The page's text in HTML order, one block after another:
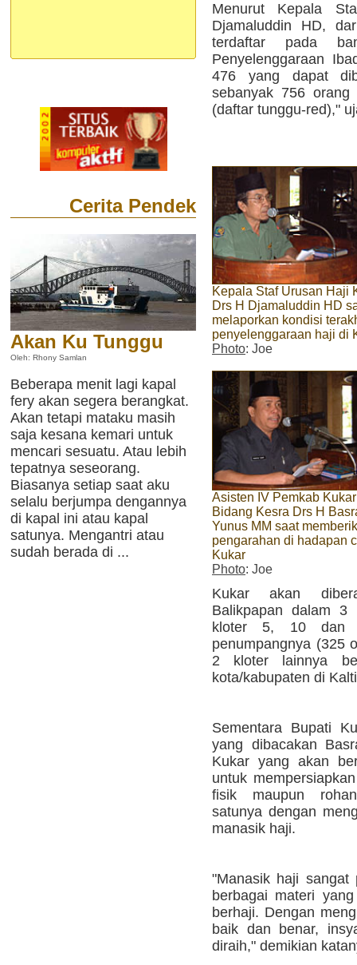
Cerita Pendek
Akan Ku Tunggu
Oleh: Rhony Samlan
Beberapa menit lagi kapal
fery akan segera berangkat.
Akan tetapi mataku masih
saja kesana kemari untuk
mencari sesuatu. Atau lebih
tepatnya seseorang.
Biasanya setiap saat aku
selalu berjumpa dengannya
di kapal ini atau kapal
satunya. Mengantri atau
sudah berada di ...
Menurut Kepala
Djamaluddin HD,
terdaftar pada
Penyelenggaraan
476 yang dapat
sebanyak 756
(daftar tunggu-red),"
Kepala Staf Urusan Haji
Drs H Djamaluddin HD
melaporkan kondisi
penyelenggaraan haji di
Photo: Joe
Asisten IV Pemkab Kukar
Bidang Kesra Drs H
Yunus MM saat
pengarahan di hadapan
Kukar
Photo: Joe
Kukar akan
Balikpapan dalam 3
kloter 5, 10 dan
penumpangnya (325
2 kloter lainnya
kota/kabupaten di
Sementara Bupati
yang dibacakan
Kukar yang akan
untuk
fisik maupun
satunya dengan
manasik haji.
"Manasik haji sangat
berbagai materi
berhaji. Dengan
baik dan benar,
diraih," demikian